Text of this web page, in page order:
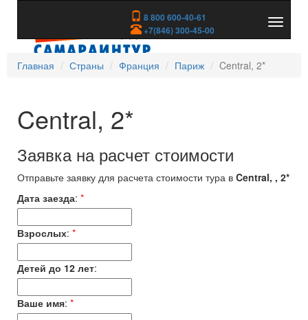
8 800 600-40-61
+7(846) 300-45-00
скрыть
Главная
Страны Франция Париж Central, 2*
Central, 2*
Заявка на расчет стоимости
Отправьте заявку для расчета стоимости тура в Central, , 2*
Дата заезда: *
Взрослых: *
Детей до 12 лет:
Ваше имя: *